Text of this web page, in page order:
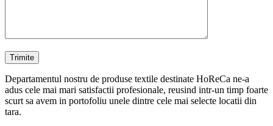
Departamentul nostru de produse textile destinate HoReCa ne-a
adus cele mai mari satisfactii profesionale, reusind intr-un timp foarte
scurt sa avem in portofoliu unele dintre cele mai selecte locatii din
tara.